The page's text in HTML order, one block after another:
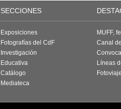
SECCIONES
Exposiciones
Fotografías del CdF
Investigación
Educativa
Catálogo
Mediateca
MUFF,
Canal
Líneas